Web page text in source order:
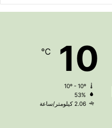
10
℃
53%
2.06 كيلومتر/ساعة